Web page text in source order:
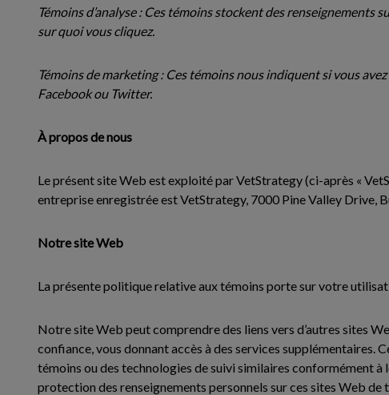
Témoins d’analyse : Ces témoins stockent des
sur quoi vous cliquez.
Témoins de marketing : Ces témoins nous indiquent si vous
Facebook ou Twitter.
À propos de nous
Le présent site Web est exploité par VetStrategy (ci-après «
entreprise enregistrée est VetStrategy, 7000 Pine Valley Drive,
Notre site Web
La présente politique relative aux témoins porte sur votre
Notre site Web peut comprendre des liens vers d’autres sites
confiance, vous donnant accès à des services supplémentaires.
témoins ou des technologies de suivi similaires conformément à
protection des renseignements personnels sur ces sites Web